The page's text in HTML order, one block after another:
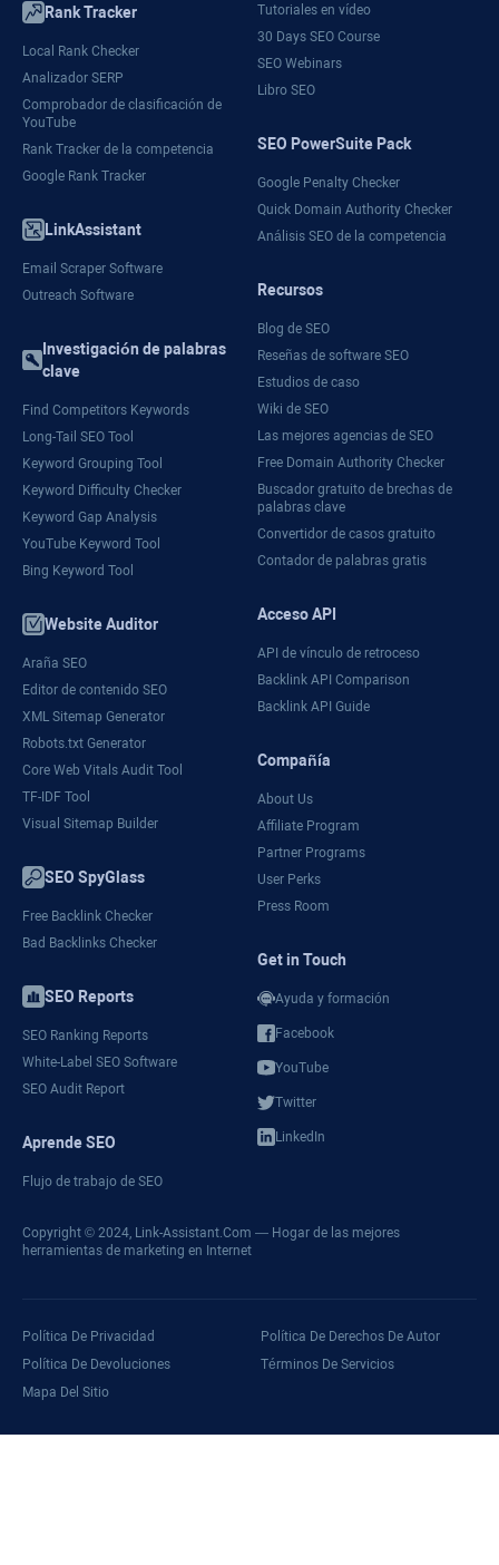
Rank Tracker
Local Rank Checker
Analizador SERP
Comprobador de clasificación de
YouTube
Rank Tracker de la competencia
Google Rank Tracker
LinkAssistant
Email Scraper Software
Outreach Software
Investigación de palabras
clave
Find Competitors Keywords
Long-Tail SEO Tool
Keyword Grouping Tool
Keyword Difficulty Checker
Keyword Gap Analysis
YouTube Keyword Tool
Bing Keyword Tool
Website Auditor
Araña SEO
Editor de contenido SEO
XML Sitemap Generator
Robots.txt Generator
Core Web Vitals Audit Tool
TF-IDF Tool
Visual Sitemap Builder
SEO SpyGlass
Free Backlink Checker
Bad Backlinks Checker
SEO Reports
SEO Ranking Reports
White-Label SEO Software
SEO Audit Report
Aprende SEO
Flujo de trabajo de SEO
Tutoriales en vídeo
30 Days SEO Course
SEO Webinars
Libro SEO
SEO PowerSuite Pack
Google Penalty Checker
Quick Domain Authority Checker
Análisis SEO de la competencia
Recursos
Blog de SEO
Reseñas de software SEO
Estudios de caso
Wiki de SEO
Las mejores agencias de SEO
Free Domain Authority Checker
Buscador gratuito de brechas de
palabras clave
Convertidor de casos gratuito
Contador de palabras gratis
Acceso API
API de vínculo de retroceso
Backlink API Comparison
Backlink API Guide
Compañía
About Us
Affiliate Program
Partner Programs
User Perks
Press Room
Get in Touch
Ayuda y formación
Facebook
YouTube
Twitter
LinkedIn
Copyright © 2024, Link-Assistant.Com — Hogar de las mejores
herramientas de marketing en Internet
Política De Privacidad
Política De Derechos De Autor
Política De Devoluciones
Términos De Servicios
Mapa Del Sitio